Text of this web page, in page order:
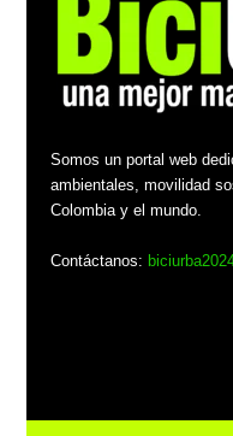
Somos un portal web
ambientales, movilidad
Colombia y el mundo.
Contáctanos: